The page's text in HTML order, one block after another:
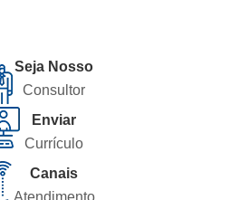
Seja Nosso
Consultor
Enviar
Currículo
Canais